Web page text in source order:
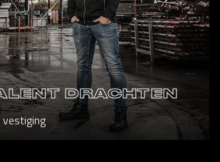
DRACHTEN
vestiging